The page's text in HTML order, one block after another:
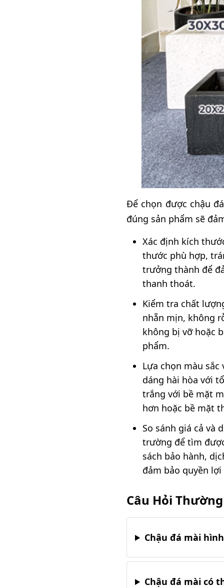
Để chọn được chậu
đúng sản phẩm sẽ
Xác định kích
thước phù hợp,
trưởng thành để
thanh thoát.
Kiểm tra chất
nhẵn mịn, không
không bị vỡ hoặc
phẩm.
Lựa chọn màu
dáng hài hòa với
trắng với bề mặt
hơn hoặc bề mặt
So sánh giá cả và
trường để tìm
sách bảo hành,
đảm bảo quyền
Câu Hỏi
Chậu đá mài
Chậu đá mài có